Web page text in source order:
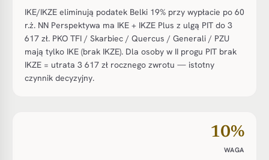
IKE/IKZE eliminują podatek Belki 19% przy wypłacie po 60
r.ż. NN Perspektywa ma IKE + IKZE Plus z ulgą PIT do 3
617 zł. PKO TFI / Skarbiec / Quercus / Generali / PZU
mają tylko IKE (brak IKZE). Dla osoby w II progu PIT brak
IKZE = utrata 3 617 zł rocznego zwrotu — istotny
czynnik decyzyjny.
10%
WAGA